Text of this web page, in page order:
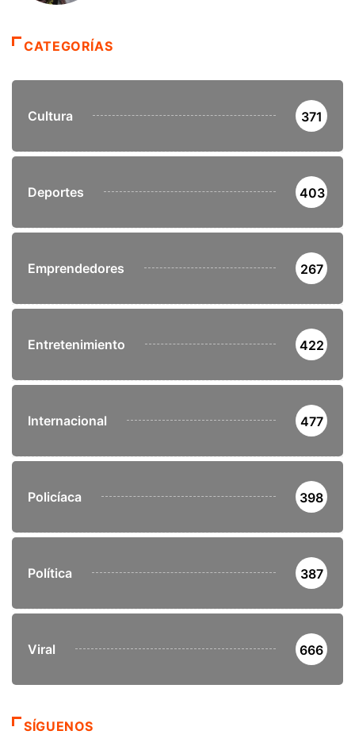
CATEGORÍAS
Cultura 371
Deportes 403
Emprendedores 267
Entretenimiento 422
Internacional 477
Policíaca 398
Política 387
Viral 666
SÍGUENOS